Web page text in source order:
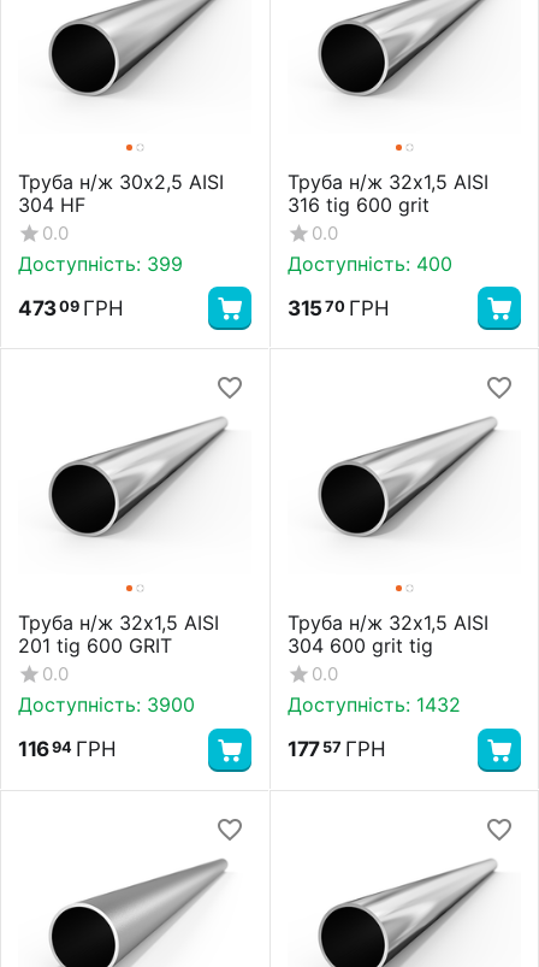
Труба н/ж 30х2,5 AISI
304 HF
0.0
Доступність: 399
47309 ГРН
Труба н/ж 32х1,5 AISI
316 tig 600 grit
0.0
Доступність: 400
315 70 ГРН
Труба н/ж 32х1,5 AISI
201 tig 600 GRIT
0.0
Доступність: 3900
11694 ГРН
Труба н/ж 32х1,5 AISI
304 600 grit tig
0.0
Доступність: 1432
177 57 ГРН